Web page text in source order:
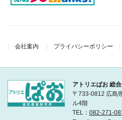
会社案内 プライバシーポリシー
アトリエぱお 総
〒733-0812 広島
ル4階
TEL： 082-271-